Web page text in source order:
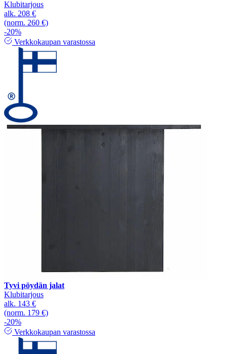
Klubitarjous
alk. 208 €
(norm. 260 €)
-20%
Verkkokaupan varastossa
Tyvi pöydän jalat
Klubitarjous
alk. 143 €
(norm. 179 €)
-20%
Verkkokaupan varastossa